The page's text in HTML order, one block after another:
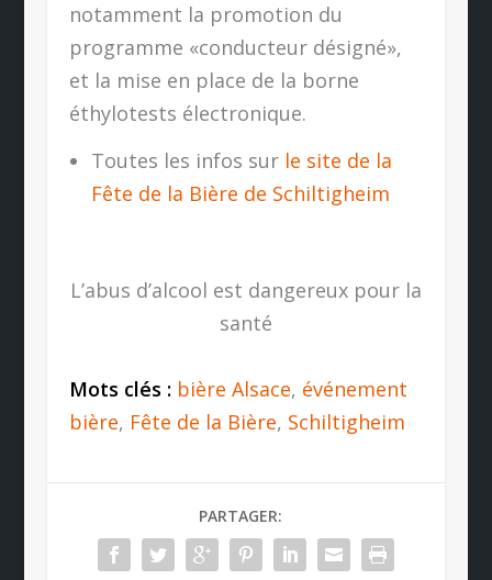
notamment la promotion du
programme «conducteur désigné»,
et la mise en place de la borne
éthylotests électronique.
Toutes les infos sur le site de la
Fête de la Bière de Schiltigheim
L’abus d’alcool est dangereux pour la
santé
Mots clés : bière Alsace, événement
bière, Fête de la Bière, Schiltigheim
PARTAGER: